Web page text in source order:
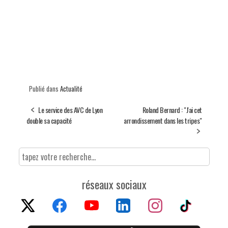
Publié dans Actualité
Le service des AVC de Lyon
double sa capacité
Roland Bernard : "J'ai cet
arrondissement dans les tripes"
réseaux sociaux